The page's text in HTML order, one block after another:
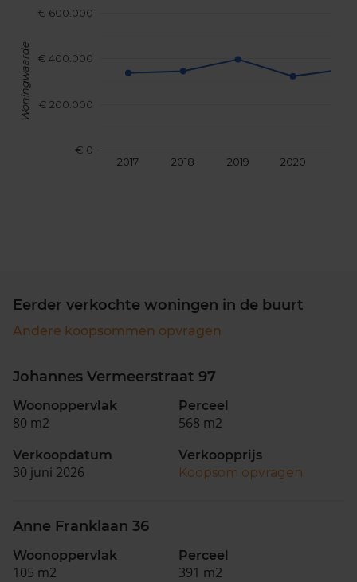
2017 2018 2019 2020
€ 0
€ 200.000
€ 400.000
€ 600.000
Woningwaarde
Eerder verkochte woningen in de buurt
Andere koopsommen opvragen
Johannes Vermeerstraat 97
Woonoppervlak
80 m2
Perceel
568 m2
Verkoopdatum
30 juni 2026
Verkoopprijs
Koopsom opvragen
Anne Franklaan 36
Woonoppervlak
105 m2
Perceel
391 m2